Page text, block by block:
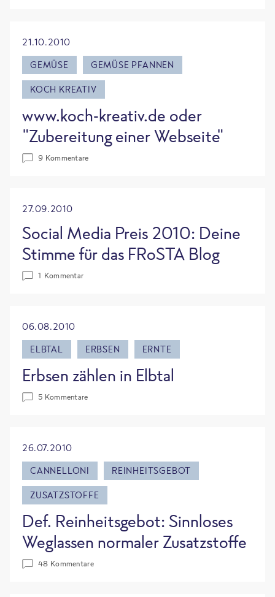
21.10.2010
GEMÜSE
GEMÜSE PFANNEN
KOCH KREATIV
www.koch-kreativ.de oder
"Zubereitung einer Webseite"
9 Kommentare
27.09.2010
Social Media Preis 2010: Deine
Stimme für das FRoSTA Blog
1 Kommentar
06.08.2010
ELBTAL
ERBSEN ERNTE
Erbsen zählen in Elbtal
5 Kommentare
26.07.2010
CANNELLONI
REINHEITSGEBOT
ZUSATZSTOFFE
Def. Reinheitsgebot: Sinnloses
Weglassen normaler Zusatzstoffe
48 Kommentare